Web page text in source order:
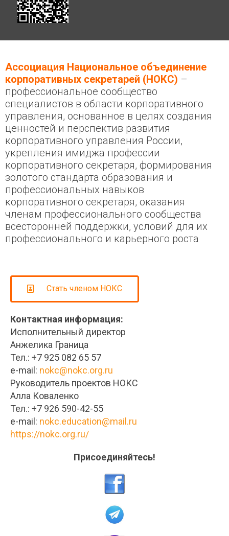
Ассоциация Национальное объединение
корпоративных секретарей (НОКС) –
профессиональное сообщество
специалистов в области корпоративного
управления, основанное в целях создания
ценностей и перспектив развития
корпоративного управления России,
укрепления имиджа профессии
корпоративного секретаря, формирования
золотого стандарта образования и
профессиональных навыков
корпоративного секретаря, оказания
членам профессионального сообщества
всесторонней поддержки, условий для их
профессионального и карьерного роста
Стать членом НОКС
Контактная информация:
Исполнительный директор
Анжелика Граница
Тел.: +7 925 082 65 57
e-mail: nokc@nokc.org.ru
Руководитель проектов НОКС
Алла Коваленко
Тел.: +7 926 590-42-55
e-mail: nokc.education@mail.ru
https://nokc.org.ru/
Присоединяйтесь!